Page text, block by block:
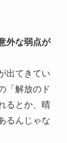
外な弱点が
出てきてい
「解放のド
るとか、晴
るんじゃな